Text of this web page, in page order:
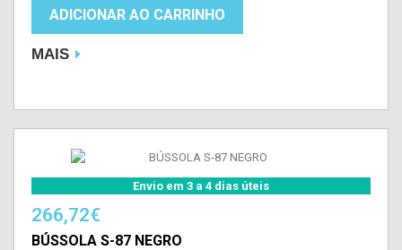
ADICIONAR AO CARRINHO
MAIS
Envio em 3 a 4 dias úteis
266,72€
BÚSSOLA S-87 NEGRO